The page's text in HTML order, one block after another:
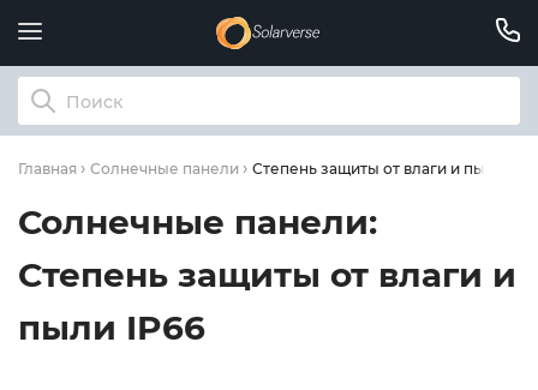
Главная Солнечные панели Степень защиты от влаги и пыли:
Солнечные панели:
Степень защиты от влаги и
пыли IP66